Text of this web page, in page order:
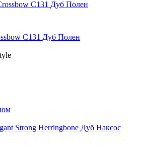
C131 Дуб Полен